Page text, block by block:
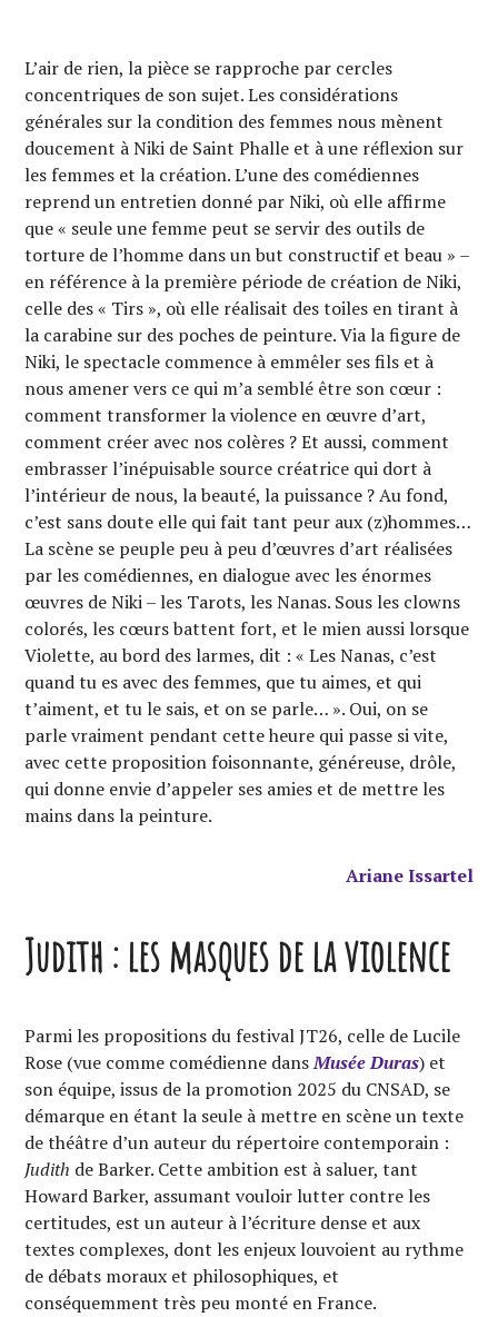
L’air de rien, la pièce se rapproche par cercles
concentriques de son sujet. Les considérations
générales sur la condition des femmes nous mènent
doucement à Niki de Saint Phalle et à une réflexion sur
les femmes et la création. L’une des comédiennes
reprend un entretien donné par Niki, où elle affirme
que « seule une femme peut se servir des outils de
torture de l’homme dans un but constructif et beau » –
en référence à la première période de création de Niki,
celle des « Tirs », où elle réalisait des toiles en tirant à
la carabine sur des poches de peinture. Via la figure de
Niki, le spectacle commence à emmêler ses fils et à
nous amener vers ce qui m’a semblé être son cœur :
comment transformer la violence en œuvre d’art,
comment créer avec nos colères ? Et aussi, comment
embrasser l’inépuisable source créatrice qui dort à
l’intérieur de nous, la beauté, la puissance ? Au fond,
c’est sans doute elle qui fait tant peur aux (z)hommes…
La scène se peuple peu à peu d’œuvres d’art réalisées
par les comédiennes, en dialogue avec les énormes
œuvres de Niki – les Tarots, les Nanas. Sous les clowns
colorés, les cœurs battent fort, et le mien aussi lorsque
Violette, au bord des larmes, dit : « Les Nanas, c’est
quand tu es avec des femmes, que tu aimes, et qui
t’aiment, et tu le sais, et on se parle… ». Oui, on se
parle vraiment pendant cette heure qui passe si vite,
avec cette proposition foisonnante, généreuse, drôle,
qui donne envie d’appeler ses amies et de mettre les
mains dans la peinture.
Ariane Issartel
Judith : les masques de la violence
Parmi les propositions du festival JT26, celle de Lucile
Rose (vue comme comédienne dansMusée Duras) et
son équipe, issus de la promotion 2025 du CNSAD, se
démarque en étant la seule à mettre en scène un texte
de théâtre d’un auteur du répertoire contemporain :
Judith de Barker. Cette ambition est à saluer, tant
Howard Barker, assumant vouloir lutter contre les
certitudes, est un auteur à l’écriture dense et aux
textes complexes, dont les enjeux louvoient au rythme
de débats moraux et philosophiques, et
conséquemment très peu monté en France.